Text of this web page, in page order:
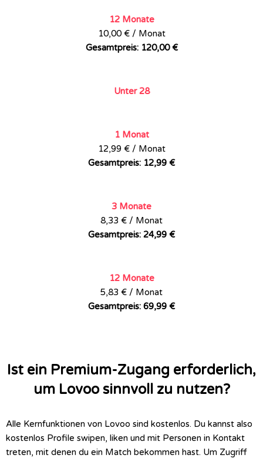
12 Monate
10,00 € / Monat
Gesamtpreis: 120,00 €
Unter 28
1 Monat
12,99 € / Monat
Gesamtpreis: 12,99 €
3 Monate
8,33 € / Monat
Gesamtpreis: 24,99 €
12 Monate
5,83 € / Monat
Gesamtpreis: 69,99 €
Ist ein Premium-Zugang erforderlich,
um Lovoo sinnvoll zu nutzen?
Alle Kernfunktionen von Lovoo sind kostenlos. Du kannst also
kostenlos Profile swipen, liken und mit Personen in Kontakt
treten, mit denen du ein Match bekommen hast. Um Zugriff